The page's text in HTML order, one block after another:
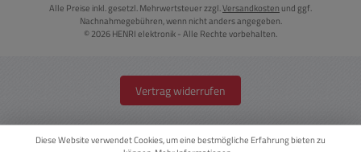
Alle Preise inkl. gesetzl. Mehrwertsteuer zzgl.Versandkosten und ggf.
Nachnahmegebühren, wenn nicht anders angegeben.
© 2026 HENRI elektronik - Alle Rechte vorbehalten.
Vertrag widerrufen
Diese Website verwendet Cookies, um eine bestmögliche Erfahrung bieten zu